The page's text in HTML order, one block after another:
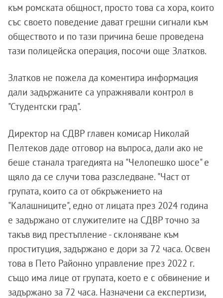
към ромската общност, просто това са хора, които
със своето поведение дават грешни сигнали към
обществото и по тази причина беше проведена
тази полицейска операция, посочи още Златков.
Златков не пожела да коментира информация
дали задържаните са упражнявали контрол в
"Студентски град".
Директор на СДВР главен комисар Николай
Пелтеков даде отговор на въпроса, дали ако не
беше станала трагедията на "Челопешко шосе" е
щяло да се случи това разследване. "Част от
групата, които са от обкръжението на
"Калашниците", едно от лицата през 2024 година
е задържано от служителите на СДВР точно за
такъв вид престъпление - склоняване към
проституция, задържано е дори за 72 часа. Освен
това в Пето Районно управление през 2022 г.
също има лице от групата, което е с обвинение и
задържано за 72 часа. Назначени са експертизи,